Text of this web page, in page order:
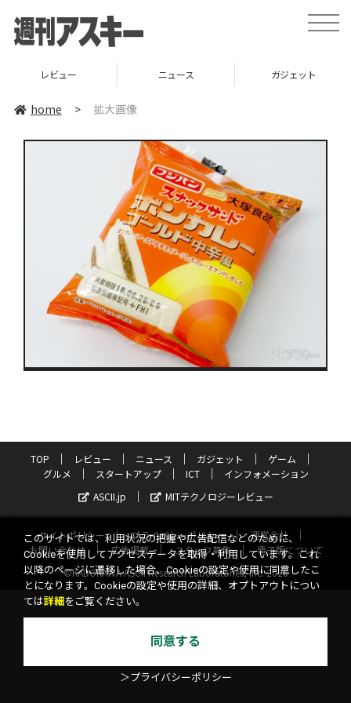
toggle
レビュー ニュース ガジェット
home > 拡大画像
TOP レビュー ニュース ガジェット
ゲーム
グルメ
スタートアップ ICT
インフォメーション
ASCII.jp
MITテクノロジーレビュー
サイトポリシー プライバシーポリシー
運営会社
お問い合わせ
広告掲載 スタッフ募集
電子版について
©KADOKAWA ASCII Research Laboratories, Inc. 2026
このサイトでは、利用状況の把握や広告配信などのために、
Cookieを使用してアクセスデータを取得・利用しています。これ
以降のページに遷移した場合、Cookieの設定や使用に同意したこ
とになります。Cookieの設定や使用の詳細、オプトアウトについ
ては詳細 をご覧ください。
同意する
＞プライバシーポリシー